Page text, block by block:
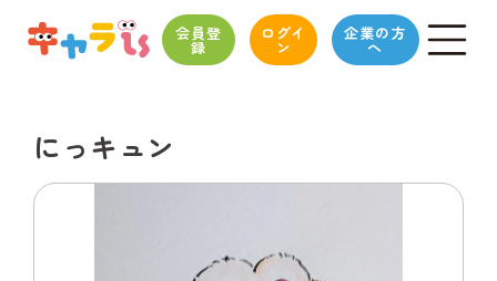
会員登
録
ログイ
ン
企業の方
へ
にっキュン